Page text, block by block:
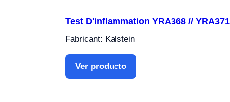
Test D'inflammation YRA368 // YRA371
Fabricant: Kalstein
Ver producto